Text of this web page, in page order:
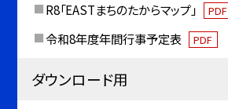
R8「EASTまちのたからマップ」 PDF
令和8年度年間行事予定表 PDF
ダウンロード用